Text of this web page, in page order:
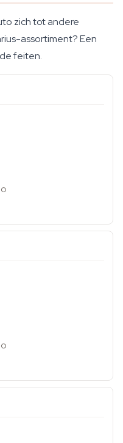
zich tot andere
assortiment? Een
feiten.